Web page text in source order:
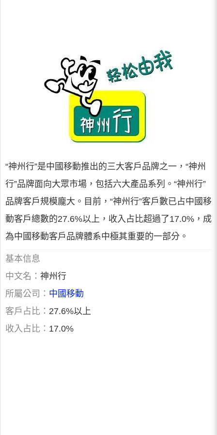
“神州行”是中國移動推出的三大客戶品牌之一，“神州
行”品牌面向大眾市場，包括六大產品系列。“神州行”
品牌客戶規模龐大。目前，“神州行”客戶數已占中國移
動客戶總數的27.6%以上，收入占比超過了17.0%，成
為中國移動客戶品牌體系中極其重要的一部分。
基本信息
中文名： 神州行
所屬公司： 中國移動
客戶占比： 27.6%以上
收入占比： 17.0%